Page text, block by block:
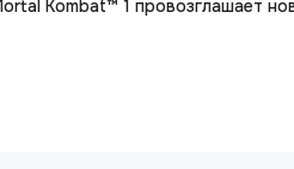
Kombat™ 1 провозглашает